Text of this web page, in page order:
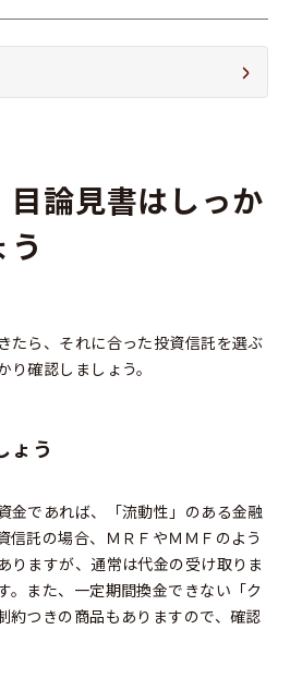
論見書はしっか
たら、それに合った投資信託を選ぶ
確認しましょう。
ょう
金であれば、「流動性」のある金融
信託の場合、ＭＲＦやＭＭＦのよう
りますが、通常は代金の受け取りま
。また、一定期間換金できない「ク
約つきの商品もありますので、確認